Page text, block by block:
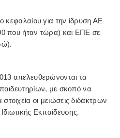
κεφαλαίου για την ίδρυση ΑΕ
που ήταν τώρα) και ΕΠΕ σε
απελευθερώνονται τα
με σκοπό να
οι μειώσεις διδάκτρων
Εκπαίδευσης.